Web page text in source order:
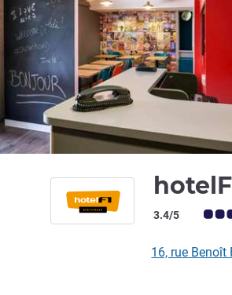
Note Avis
3.4/5
16, rue Benoît